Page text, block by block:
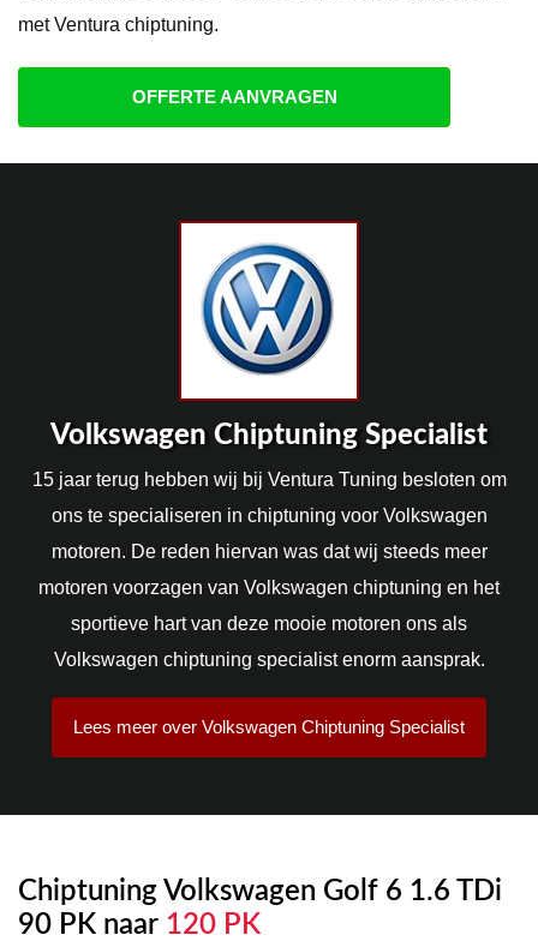
met Ventura chiptuning.
OFFERTE AANVRAGEN
Volkswagen Chiptuning Specialist
15 jaar terug hebben wij bij Ventura Tuning besloten om
ons te specialiseren in chiptuning voor Volkswagen
motoren. De reden hiervan was dat wij steeds meer
motoren voorzagen van Volkswagen chiptuning en het
sportieve hart van deze mooie motoren ons als
Volkswagen chiptuning specialist enorm aansprak.
Lees meer over Volkswagen Chiptuning Specialist
Chiptuning Volkswagen Golf 6 1.6 TDi
90 PK naar 120 PK